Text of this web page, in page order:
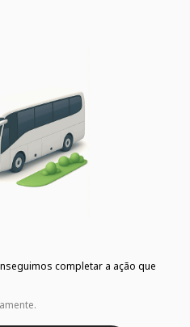
completar a ação que